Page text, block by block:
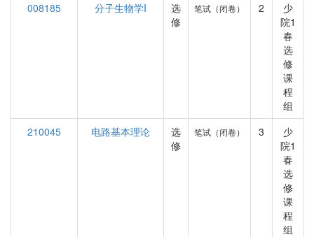
008185
分子生物学I
选
修
笔试（闭卷） 2
少
院1
春
选
修
课
程
组
210045
电路基本理论
选
修
笔试（闭卷） 3
少
院1
春
选
修
课
程
组